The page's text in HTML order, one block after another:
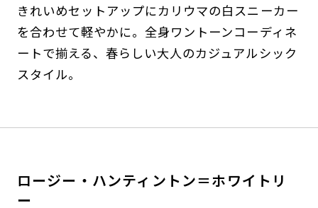
きれいめセットアップにカリウマの白スニーカー
を合わせて軽やかに。全身ワントーンコーディネ
ートで揃える、春らしい大人のカジュアルシック
スタイル。
ロージー・ハンティントン＝ホワイトリ
ー